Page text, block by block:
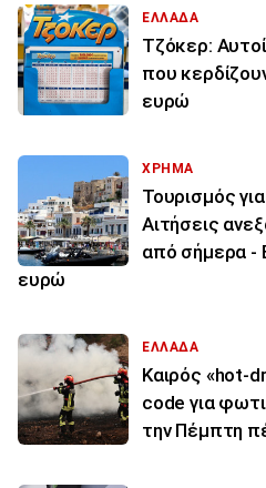
ΕΛΛΑΔΑ
Τζόκερ: Αυτοί
που
ευρώ
ΧΡΗΜΑ
Τουρισμός
Αιτήσεις
από σήμερα -
ευρώ
ΕΛΛΑΔΑ
Καιρός «hot-
code για
την Πέμπτη